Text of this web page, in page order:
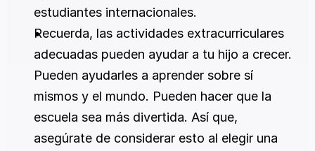
estudiantes internacionales.
Recuerda, las actividades extracurriculares
adecuadas pueden ayudar a tu hijo a crecer.
Pueden ayudarles a aprender sobre sí
mismos y el mundo. Pueden hacer que la
escuela sea más divertida. Así que,
asegúrate de considerar esto al elegir una